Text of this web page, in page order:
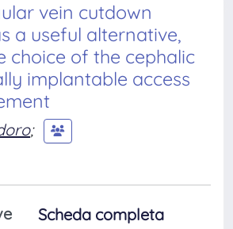
vein cutdown
a useful alternative,
choice of the cephalic
implantable access
;
Scheda completa